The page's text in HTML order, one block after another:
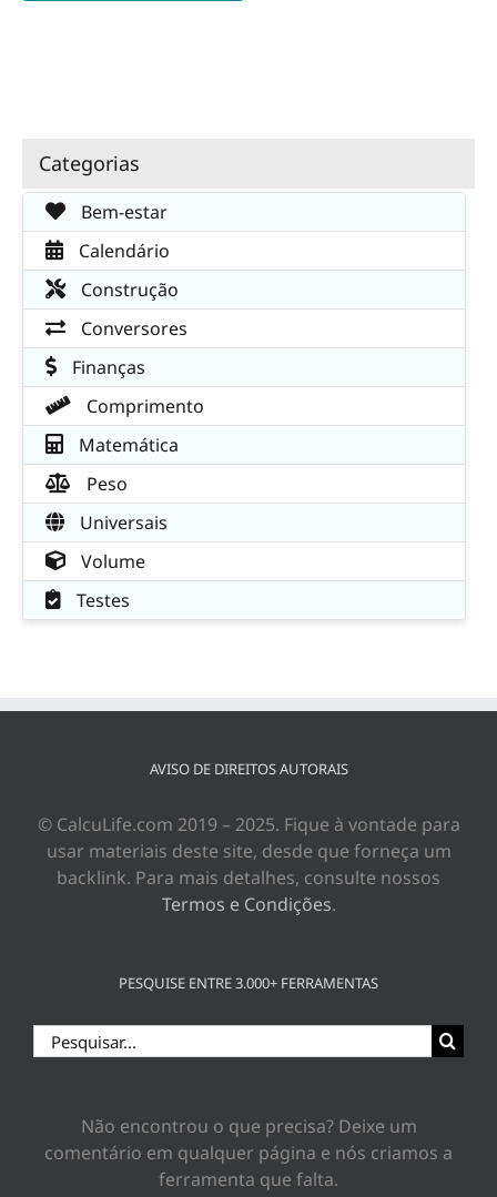
Categorias
Bem-estar
Calendário
Construção
Conversores
Finanças
Comprimento
Matemática
Peso
Universais
Volume
Testes
AVISO DE DIREITOS AUTORAIS
© CalcuLife.com 2019 – 2025. Fique à vontade para
usar materiais deste site, desde que forneça um
backlink. Para mais detalhes, consulte nossos
Termos e Condições.
PESQUISE ENTRE 3.000+ FERRAMENTAS
Buscar
resultados
Não encontrou o que precisa? Deixe um
comentário em qualquer página e nós criamos a
ferramenta que falta.